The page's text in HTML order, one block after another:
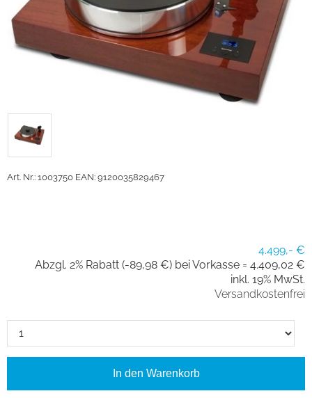
Art. Nr.: 1003750 EAN: 9120035829467
4.499,- €
Abzgl. 2% Rabatt (-89,98 €) bei Vorkasse = 4.409,02 €
inkl. 19% MwSt.
Versandkostenfrei
In den Warenkorb